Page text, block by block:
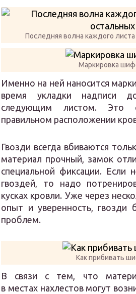
Последняя волна каждого
Маркировка
Именно на ней наносится
время укладки надписи
следующим листом. Это
правильном расположении
Гвозди всегда вбиваются
материал прочный, замок
специальной фиксации. Если
гвоздей, то надо
кусках кровли. Уже через
опыт и уверенность, гвозди
проблем.
Как прибивать
В связи с тем, что
в местах нахлестов могут